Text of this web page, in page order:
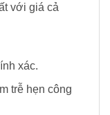
với giá cả
xác.
trễ hẹn công